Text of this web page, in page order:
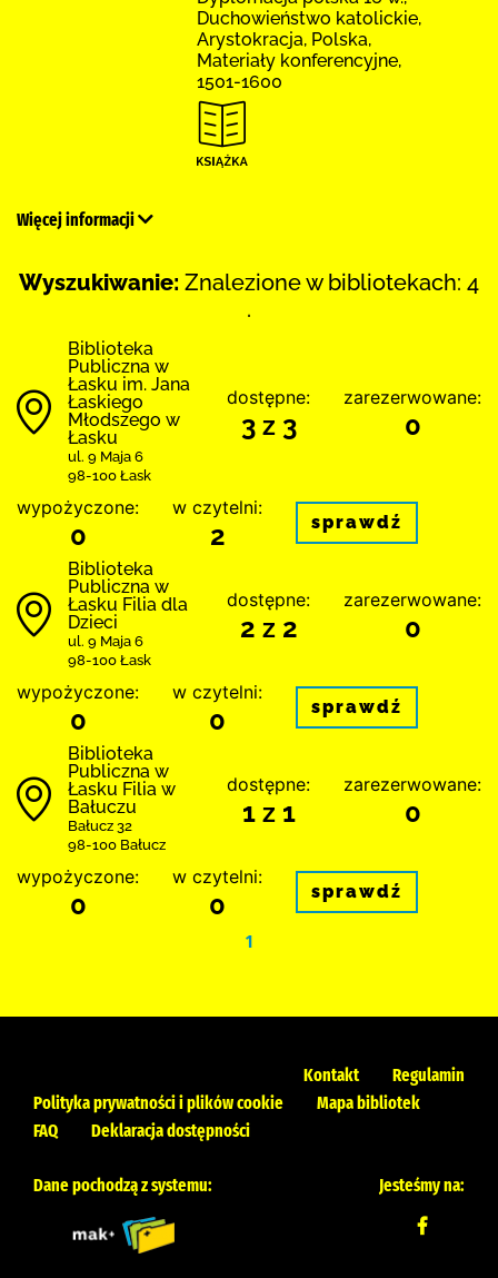
Duchowieństwo katolickie,
Arystokracja, Polska,
Materiały konferencyjne,
1501-1600
Więcej informacji
Wyszukiwanie: Znalezione w bibliotekach: 4
.
Biblioteka
Publiczna w
Łasku im. Jana
Łaskiego
Młodszego w
Łasku
ul. 9 Maja 6
98-100 Łask
dostępne:
3 z 3
zarezerwowane:
0
wypożyczone:
0
w czytelni:
2 sprawdź
Biblioteka
Publiczna w
Łasku Filia dla
Dzieci
ul. 9 Maja 6
98-100 Łask
dostępne:
2 z 2
zarezerwowane:
0
wypożyczone:
0
w czytelni:
0 sprawdź
Biblioteka
Publiczna w
Łasku Filia w
Bałuczu
Bałucz 32
98-100 Bałucz
dostępne:
1 z 1
zarezerwowane:
0
wypożyczone:
0
w czytelni:
0 sprawdź
1
Kontakt
Regulamin
Polityka prywatności i plików cookie
Mapa bibliotek
FAQ
Deklaracja dostępności
Dane pochodzą z systemu: Jesteśmy na: